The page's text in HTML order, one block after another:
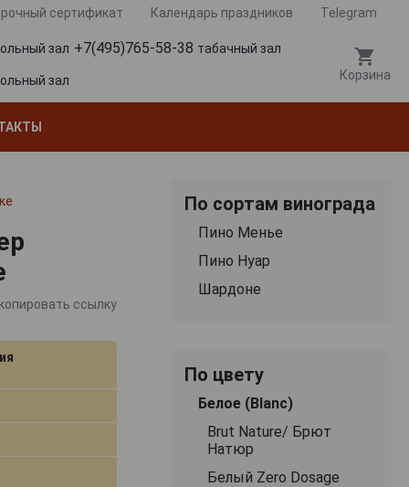
сертификат Календарь праздников Telegram
зал +7(495)765-58-38 табачный зал
зал Корзина
ссылку
По сортам винограда
Пино Менье
Пино Нуар
Шардоне
По цвету
Белое (Blanc)
Brut Nature/ Брют
Натюр
Белый Zero Dosage